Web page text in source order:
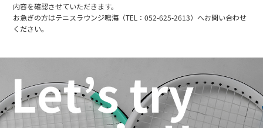
内容を確認させていただきます。
お急ぎの方はテニスラウンジ鳴海（TEL：052-625-2613）へお問い合わせ
ください。